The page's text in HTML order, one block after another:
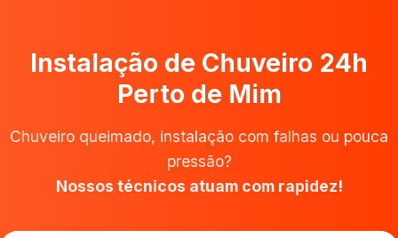
Instalação de Chuveiro 24h
Perto de Mim
Chuveiro queimado, instalação com falhas ou pouca
pressão?
Nossos técnicos atuam com rapidez!